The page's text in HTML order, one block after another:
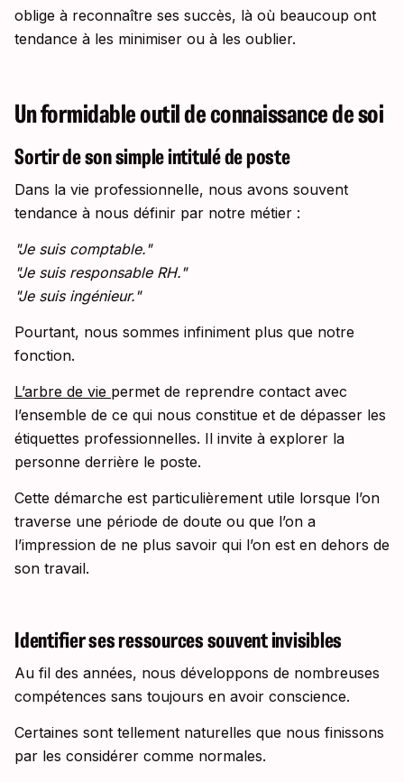
oblige à reconnaître ses succès, là où beaucoup ont
tendance à les minimiser ou à les oublier.
Un formidable outil de connaissance de soi
Sortir de son simple intitulé de poste
Dans la vie professionnelle, nous avons souvent
tendance à nous définir par notre métier :
"Je suis comptable."
"Je suis responsable RH."
"Je suis ingénieur."
Pourtant, nous sommes infiniment plus que notre
fonction.
L’arbre de vie permet de reprendre contact avec
l’ensemble de ce qui nous constitue et de dépasser les
étiquettes professionnelles. Il invite à explorer la
personne derrière le poste.
Cette démarche est particulièrement utile lorsque l’on
traverse une période de doute ou que l’on a
l’impression de ne plus savoir qui l’on est en dehors de
son travail.
Identifier ses ressources souvent invisibles
Au fil des années, nous développons de nombreuses
compétences sans toujours en avoir conscience.
Certaines sont tellement naturelles que nous finissons
par les considérer comme normales.